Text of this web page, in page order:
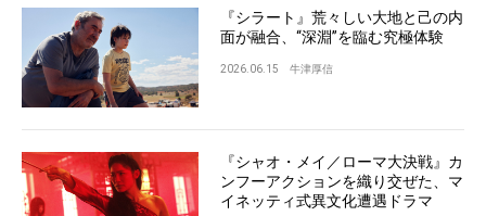
『シラート』荒々しい大地と己の内
面が融合、“深淵”を臨む究極体験
2026.06.15 牛津厚信
『シャオ・メイ／ローマ大決戦』カ
ンフーアクションを織り交ぜた、マ
イネッティ式異文化遭遇ドラマ